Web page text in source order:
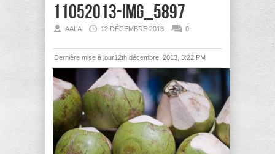
11052013-IMG_5897
AALA 12 DÉCEMBRE 2013 0
Dernière mise à jour12th décembre, 2013, 3:22 PM